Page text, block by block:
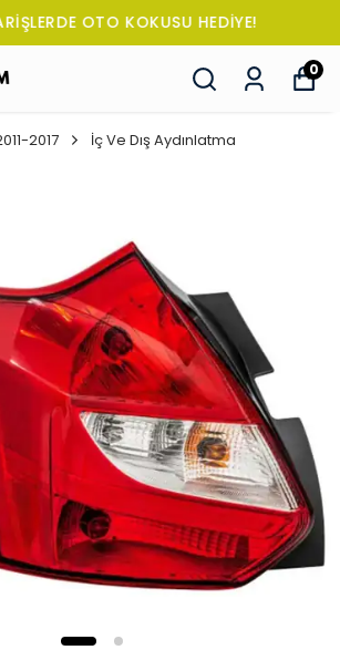
OTO KOKUSU HEDİYE!
0
2017 İç Ve Dış Aydınlatma